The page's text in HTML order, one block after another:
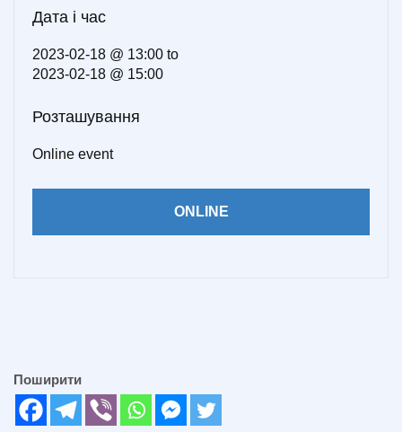
Дата і час
2023-02-18 @ 13:00 to
2023-02-18 @ 15:00
Розташування
Online event
ONLINE
Поширити